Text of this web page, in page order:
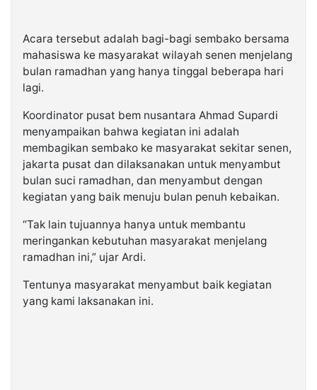
Acara tersebut adalah bagi-bagi sembako bersama
mahasiswa ke masyarakat wilayah senen menjelang
bulan ramadhan yang hanya tinggal beberapa hari
lagi.
Koordinator pusat bem nusantara Ahmad Supardi
menyampaikan bahwa kegiatan ini adalah
membagikan sembako ke masyarakat sekitar senen,
jakarta pusat dan dilaksanakan untuk menyambut
bulan suci ramadhan, dan menyambut dengan
kegiatan yang baik menuju bulan penuh kebaikan.
“Tak lain tujuannya hanya untuk membantu
meringankan kebutuhan masyarakat menjelang
ramadhan ini,” ujar Ardi.
Tentunya masyarakat menyambut baik kegiatan
yang kami laksanakan ini.